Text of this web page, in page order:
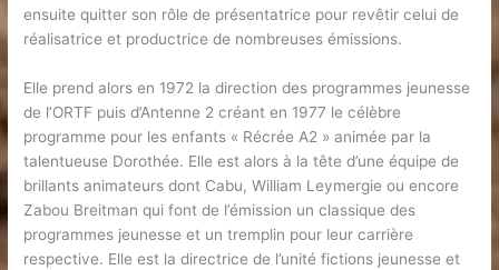
ensuite quitter son rôle de présentatrice pour revêtir celui de
réalisatrice et productrice de nombreuses émissions.
Elle prend alors en 1972 la direction des programmes jeunesse
de l’ORTF puis d’Antenne 2 créant en 1977 le célèbre
programme pour les enfants « Récrée A2 » animée par la
talentueuse Dorothée. Elle est alors à la tête d’une équipe de
brillants animateurs dont Cabu, William Leymergie ou encore
Zabou Breitman qui font de l’émission un classique des
programmes jeunesse et un tremplin pour leur carrière
respective. Elle est la directrice de l’unité fictions jeunesse et